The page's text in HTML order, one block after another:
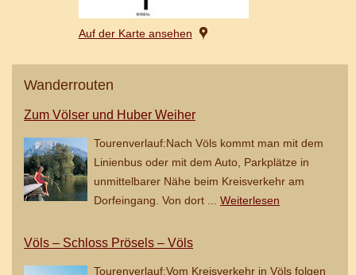
Auf der Karte ansehen
Wanderrouten
Zum Völser und Huber Weiher
Tourenverlauf:Nach Völs kommt man mit dem
Linienbus oder mit dem Auto, Parkplätze in
unmittelbarer Nähe beim Kreisverkehr am
Dorfeingang. Von dort ... Weiterlesen
Völs – Schloss Prösels – Völs
Tourenverlauf:Vom Kreisverkehr in Völs folgen